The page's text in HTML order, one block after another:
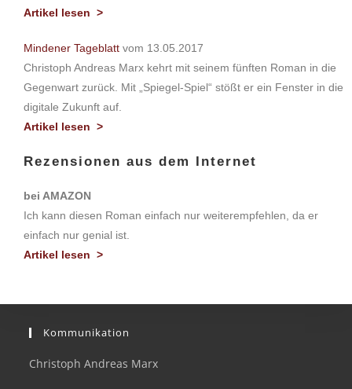
Artikel lesen >
Mindener Tageblatt vom 13.05.2017
Christoph Andreas Marx kehrt mit seinem fünften Roman in die
Gegenwart zurück. Mit „Spiegel-Spiel“ stößt er ein Fenster in die
digitale Zukunft auf.
Artikel lesen >
Rezensionen aus dem Internet
bei AMAZON
Ich kann diesen Roman einfach nur weiterempfehlen, da er
einfach nur genial ist.
Artikel lesen >
Kommunikation
Christoph Andreas Marx